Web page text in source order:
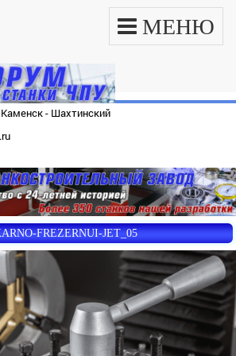
МЕНЮ
Каменск - Шахтинский
FREZERNUI-JET_05